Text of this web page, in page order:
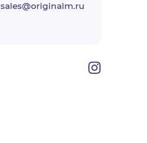
sales@originalm.ru